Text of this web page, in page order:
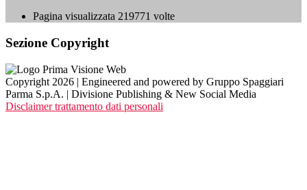
Pagina visualizzata 219771 volte
Sezione Copyright
Copyright 2026 | Engineered and powered by Gruppo Spaggiari
Parma S.p.A. | Divisione Publishing & New Social Media
Disclaimer trattamento dati personali